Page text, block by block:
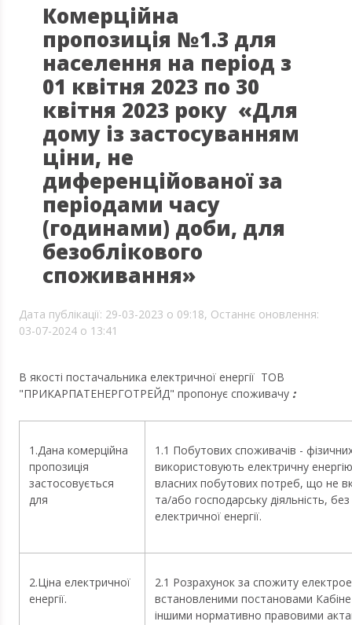
​​​​​​​Комерційна
пропозиція №1.3 для
населення на період з
01 квітня 2023 по 30
квітня 2023 року «Для
дому із застосуванням
ціни, не
диференційованої за
періодами часу
(годинами) доби, для
безоблікового
споживання»
Дата публікації: 29-03-2023 о 09:18, Останнє оновлення:
03-07-2024 о 13:41
В якості постачальника електричної енергії ТОВ
"ПРИКАРПАТЕНЕРГОТРЕЙД" пропонує споживачу :
1.Дана комерційна
пропозиція
застосовується
для
1.1 Побутових споживачів - фізичних
використовують електричну
власних побутових потреб, що не
та/або господарську діяльність, без
електричної енергії.
2.Ціна електричної
енергії.
2.1 Розрахунок за спожиту
встановленими постановами
іншими нормативно правовими